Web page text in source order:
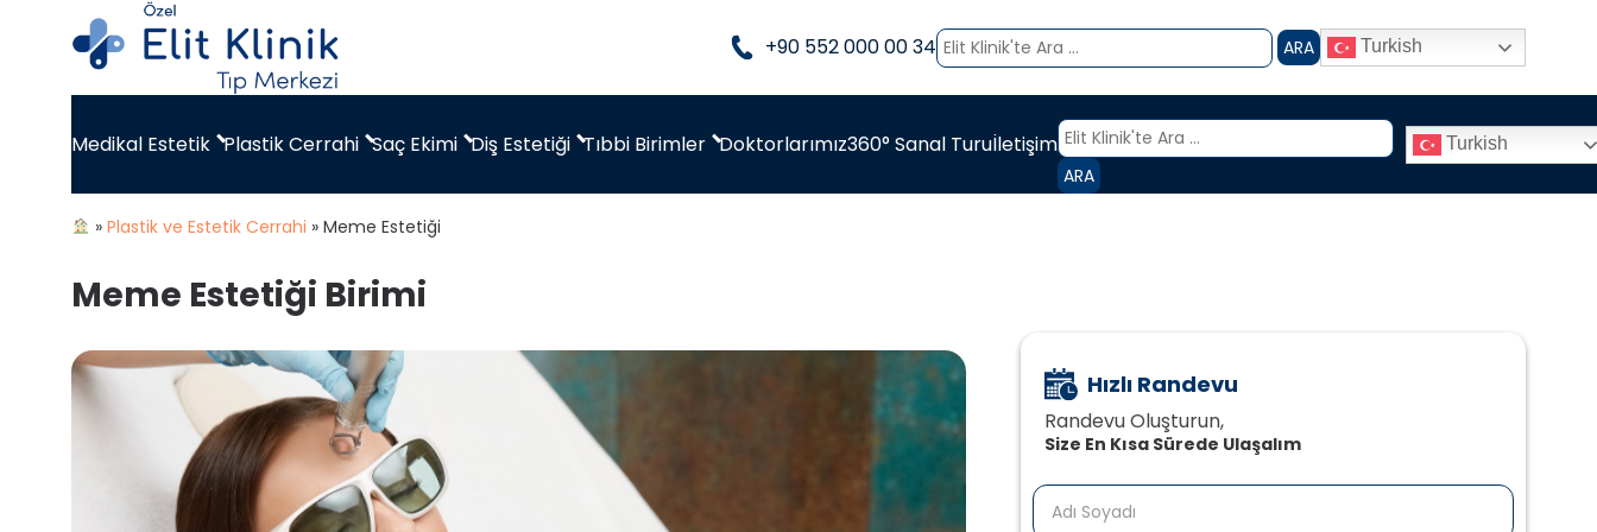
+90 552 000 00 34 ARA Turkish
Medikal Estetik Plastik Cerrahi Saç Ekimi Diş Estetiği Tıbbi Birimler Doktorlarımız360° Sanal Turuİletişim
ARA
Turkish
» Plastik ve Estetik Cerrahi » Meme Estetiği
Meme Estetiği Birimi
Hızlı Randevu
Randevu Oluşturun,‍
Size En Kısa Sürede Ulaşalım